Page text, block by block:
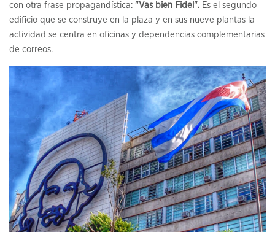
con otra frase propagandística: "Vas bien Fidel". Es el segundo
edificio que se construye en la plaza y en sus nueve plantas la
actividad se centra en oficinas y dependencias complementarias
de correos.